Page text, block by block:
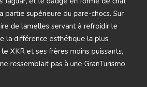
partie supérieure du pare-chocs. Sur
de lamelles servant à refroidir le
la différence esthétique la plus
XKR et ses frères moins puissants,
ressemblait pas à une GranTurismo